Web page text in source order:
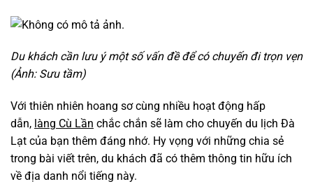
Du khách cần lưu ý một số vấn đề để có chuyến đi trọn vẹn
(Ảnh: Sưu tầm)
Với thiên nhiên hoang sơ cùng nhiều hoạt động hấp
dẫn, làng Cù Lần chắc chắn sẽ làm cho chuyến du lịch Đà
Lạt của bạn thêm đáng nhớ. Hy vọng với những chia sẻ
trong bài viết trên, du khách đã có thêm thông tin hữu ích
về địa danh nổi tiếng này.